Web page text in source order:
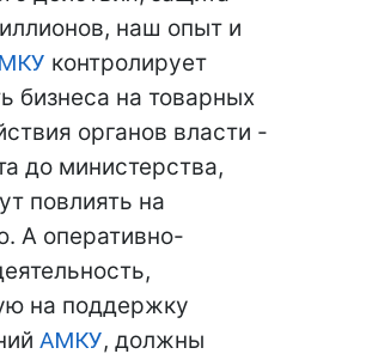
наш опыт и
контролирует
бизнеса на товарных
органов власти -
до министерства,
повлиять на
А оперативно-
на поддержку
АМКУ, должны